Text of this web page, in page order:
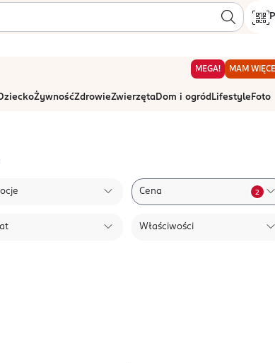
MEGA! MAM
ŻywnośćZdrowieZwierzętaDom i ogród Lifestyle Foto
Cena 2
Właściwości